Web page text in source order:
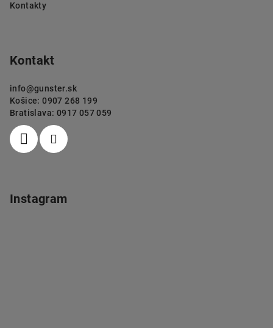
Kontakty
Kontakt
info@gunster.sk
Košice: 0907 268 199
Bratislava: 0917 057 059
Instagram